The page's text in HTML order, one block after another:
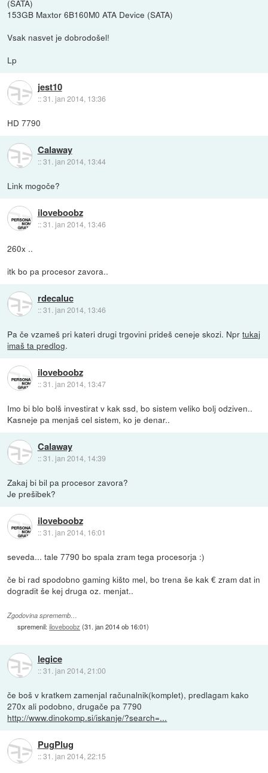
(SATA)
153GB Maxtor 6B160M0 ATA Device (SATA)
Vsak nasvet je dobrodošel!
Lp
jest10
::31. jan 2014, 13:36
HD 7790
Calaway
::31. jan 2014, 13:44
Link mogoče?
iloveboobz
::31. jan 2014, 13:46
260x ..
itk bo pa procesor zavora..
rdecaluc
::31. jan 2014, 13:46
Pa če vzameš pri kateri drugi trgovini prideš ceneje skozi. Nprtukaj
imaš ta predlog.
iloveboobz
::31. jan 2014, 13:47
Imo bi blo bolš investirat v kak ssd, bo sistem veliko bolj odziven..
Kasneje pa menjaš cel sistem, ko je denar..
Calaway
::31. jan 2014, 14:39
Zakaj bi bil pa procesor zavora?
Je prešibek?
iloveboobz
::31. jan 2014, 16:01
seveda... tale 7790 bo spala zram tega procesorja :)
če bi rad spodobno gaming kišto mel, bo trena še kak € zram dat in
dogradit še kej druga oz. menjat..
Zgodovina sprememb…
spremenil:iloveboobz (31. jan 2014 ob 16:01)
legice
::31. jan 2014, 21:00
če boš v kratkem zamenjal računalnik(komplet), predlagam kako
270x ali podobno, drugače pa 7790
http://www.dinokomp.si/iskanje/?search=...
PugPlug
::31. jan 2014, 22:15